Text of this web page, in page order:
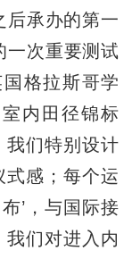
后承办的第一
一次重要测试
格拉斯哥学
内田径锦标
我们特别设计
式感；每个运
’，与国际接
们对进入内